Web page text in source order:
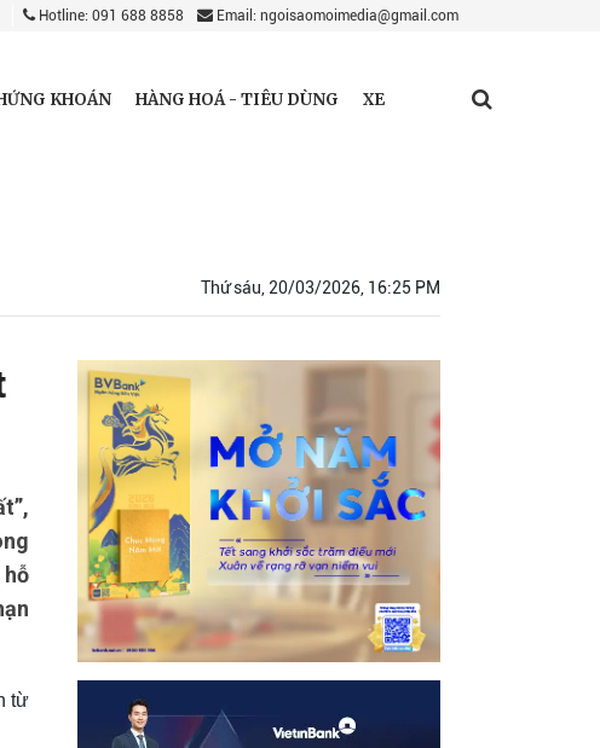
Hotline: 091 688 8858 Email: ngoisaomoimedia@gmail.com
KHOÁN HÀNG HOÁ - TIÊU DÙNG XE
Thứ sáu, 20/03/2026, 16:25 PM
từ